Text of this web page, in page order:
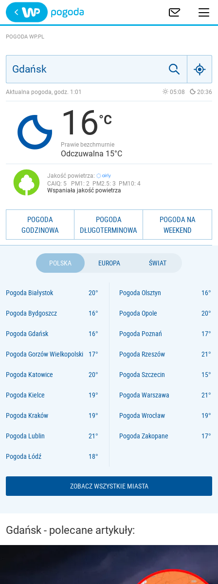
Trwa ładowanie
POLSKA
JAKOŚĆ POWIETRZA
POGODA WP.PL
Aktualna pogoda, godz. 1:01 05:08 20:36
16
Prawie bezchmurnie
Odczuwalna 15°C
Jakość powietrza:
CAIQ: 5 PM1: 2 PM2.5: 3 PM10: 4
Wspaniała jakość powietrza
POGODA
GODZINOWA
POGODA
DŁUGOTERMINOWA
POGODA NA
WEEKEND
POLSKA EUROPA ŚWIAT
Pogoda Białystok
Pogoda Bydgoszcz
Pogoda Gdańsk
Pogoda Gorzów Wielkopolski
Pogoda Katowice
Pogoda Kielce
Pogoda Kraków
Pogoda Lublin
Pogoda Łódź
Pogoda Olsztyn
Pogoda Opole
Pogoda Poznań
Pogoda Rzeszów
Pogoda Szczecin
Pogoda Warszawa
Pogoda Wrocław
Pogoda Zakopane
ZOBACZ WSZYSTKIE MIASTA
Gdańsk - polecane artykuły: